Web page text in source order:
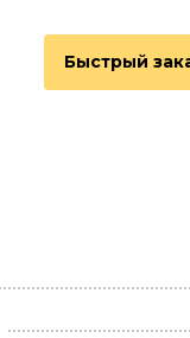
Быстрый